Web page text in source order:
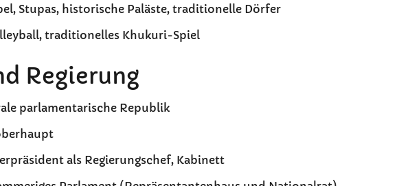
Stupas, historische Paläste, traditionelle Dörfer
traditionelles Khukuri-Spiel
Regierung
parlamentarische Republik
als Regierungschef, Kabinett